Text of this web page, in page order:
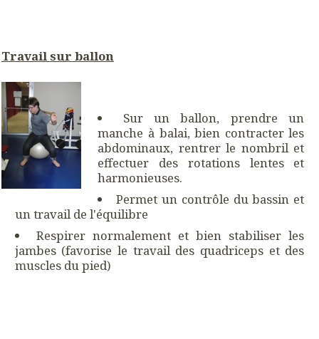
Travail sur ballon
Sur un ballon, prendre un
manche à balai, bien contracter les
abdominaux, rentrer le nombril et
effectuer des rotations lentes et
harmonieuses.
Permet un contrôle du bassin et
un travail de l'équilibre
Respirer normalement et bien stabiliser les
jambes (favorise le travail des quadriceps et des
muscles du pied)